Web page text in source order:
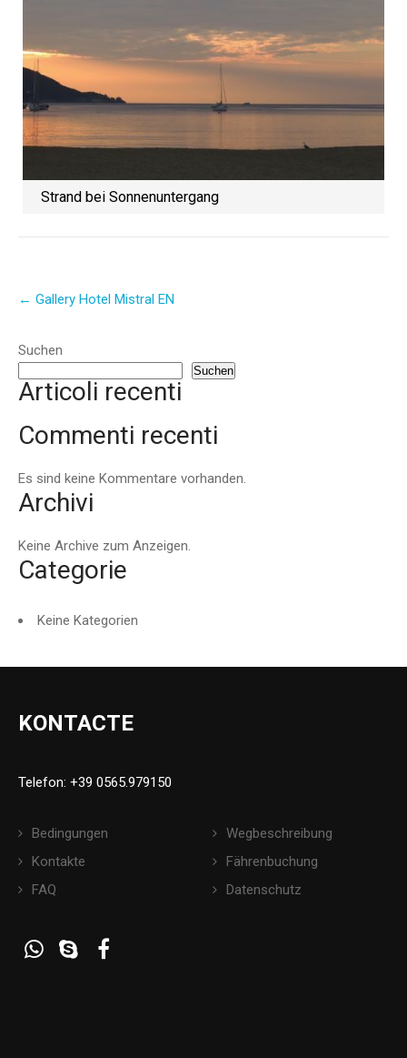
Strand bei Sonnenuntergang
navigation
← Gallery Hotel Mistral EN
Suchen
Suchen
Articoli recenti
Commenti recenti
Es sind keine Kommentare vorhanden.
Archivi
Keine Archive zum Anzeigen.
Categorie
Keine Kategorien
KONTACTE
Telefon: +39 0565.979150
Bedingungen
Kontakte
FAQ
Wegbeschreibung
Fährenbuchung
Datenschutz